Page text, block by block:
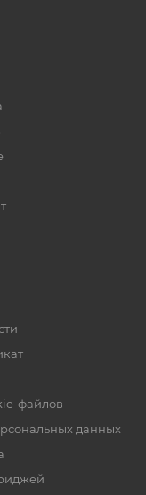
файлов
данных